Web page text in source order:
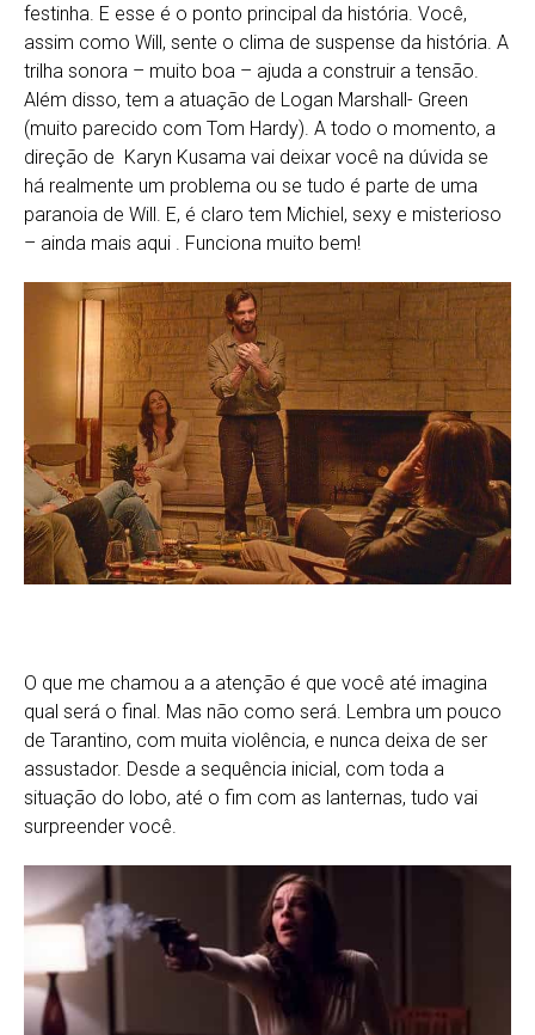
festinha. E esse é o ponto principal da história. Você,
assim como Will, sente o clima de suspense da história. A
trilha sonora – muito boa – ajuda a construir a tensão.
Além disso, tem a atuação de Logan Marshall- Green
(muito parecido com Tom Hardy). A todo o momento, a
direção de Karyn Kusama vai deixar você na dúvida se
há realmente um problema ou se tudo é parte de uma
paranoia de Will. E, é claro tem Michiel, sexy e misterioso
– ainda mais aqui . Funciona muito bem!
O que me chamou a a atenção é que você até imagina
qual será o final. Mas não como será. Lembra um pouco
de Tarantino, com muita violência, e nunca deixa de ser
assustador. Desde a sequência inicial, com toda a
situação do lobo, até o fim com as lanternas, tudo vai
surpreender você.